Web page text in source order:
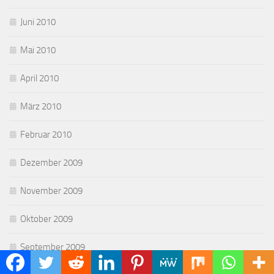
Juni 2010
Mai 2010
April 2010
März 2010
Februar 2010
Dezember 2009
November 2009
Oktober 2009
September 2009